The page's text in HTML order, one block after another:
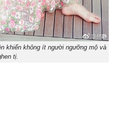
khiến không ít người ngưỡng mộ và
tị.